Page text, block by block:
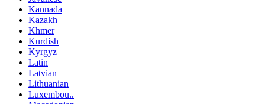
Kannada
Kazakh
Khmer
Kurdish
Kyrgyz
Latin
Latvian
Lithuanian
Luxembou..